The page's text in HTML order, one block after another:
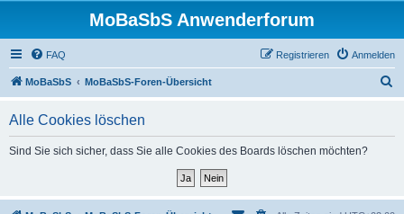
MoBaSbS Anwenderforum
FAQ Anmelden
Registrieren
MoBaSbS MoBaSbS-Foren-Übersicht
Alle Cookies löschen
Sind Sie sich sicher, dass Sie alle Cookies des Boards löschen möchten?